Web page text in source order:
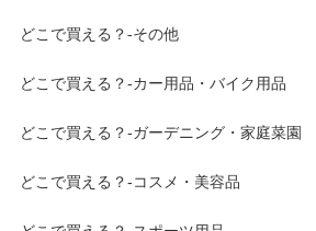
どこで買える？-その他
どこで買える？-カー用品・バイク用品
どこで買える？-ガーデニング・家庭菜園
どこで買える？-コスメ・美容品